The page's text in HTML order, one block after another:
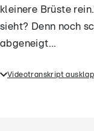
kleinere Brüste
sieht? Denn noch
abgeneigt...
"Das Duell-
Videotranskript